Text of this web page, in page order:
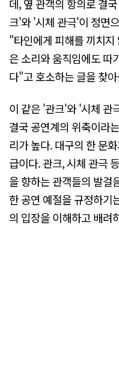
데, 옆 관객의 항의로 결
크'와 '시체 관극'이 정면
"타인에게 피해를 끼치
은 소리와 움직임에도 따
다"고 호소하는 글을 찾
이 같은 '관크'와 '시체 관
결국 공연계의 위축이라
리가 높다. 대구의 한 문
급이다. 관크, 시체 관극
을 향하는 관객들의 발
한 공연 예절을 규정하기
의 입장을 이해하고 배려